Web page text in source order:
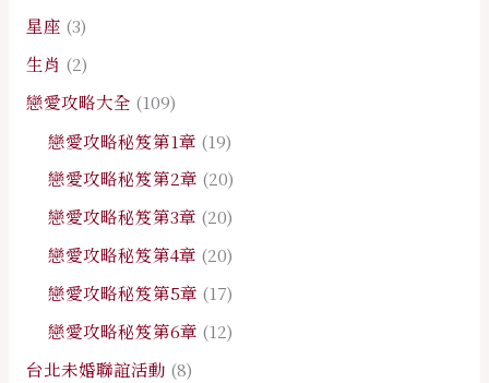
星座 (3)
生肖 (2)
戀愛攻略大全 (109)
戀愛攻略秘笈第1章 (19)
戀愛攻略秘笈第2章 (20)
戀愛攻略秘笈第3章 (20)
戀愛攻略秘笈第4章 (20)
戀愛攻略秘笈第5章 (17)
戀愛攻略秘笈第6章 (12)
台北未婚聯誼活動 (8)